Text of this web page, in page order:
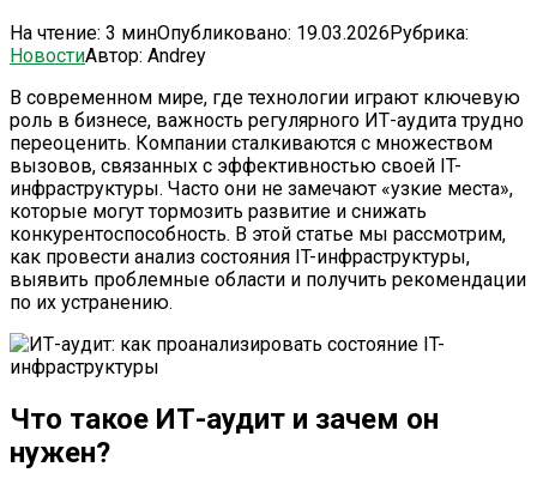
На чтение: 3 минОпубликовано: 19.03.2026Рубрика:
НовостиАвтор: Andrey
В современном мире, где технологии играют ключевую
роль в бизнесе, важность регулярного ИТ-аудита трудно
переоценить. Компании сталкиваются с множеством
вызовов, связанных с эффективностью своей IT-
инфраструктуры. Часто они не замечают «узкие места»,
которые могут тормозить развитие и снижать
конкурентоспособность. В этой статье мы рассмотрим,
как провести анализ состояния IT-инфраструктуры,
выявить проблемные области и получить рекомендации
по их устранению.
Что такое ИТ-аудит и зачем он
нужен?